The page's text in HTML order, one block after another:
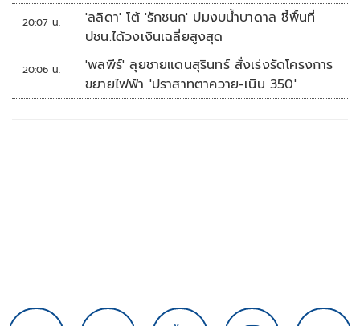
20:07 น.
'ลลิดา' โต้ 'รักชนก' ปมงบน้ำบาดาล ชี้พื้นที่
ปชน.ได้วงเงินเฉลี่ยสูงสุด
20:06 น.
'พลพีร์' ลุยชายแดนสุรินทร์ สั่งเร่งรัดโครงการ
ขยายไฟฟ้า 'ปราสาทตาควาย-เนิน 350'